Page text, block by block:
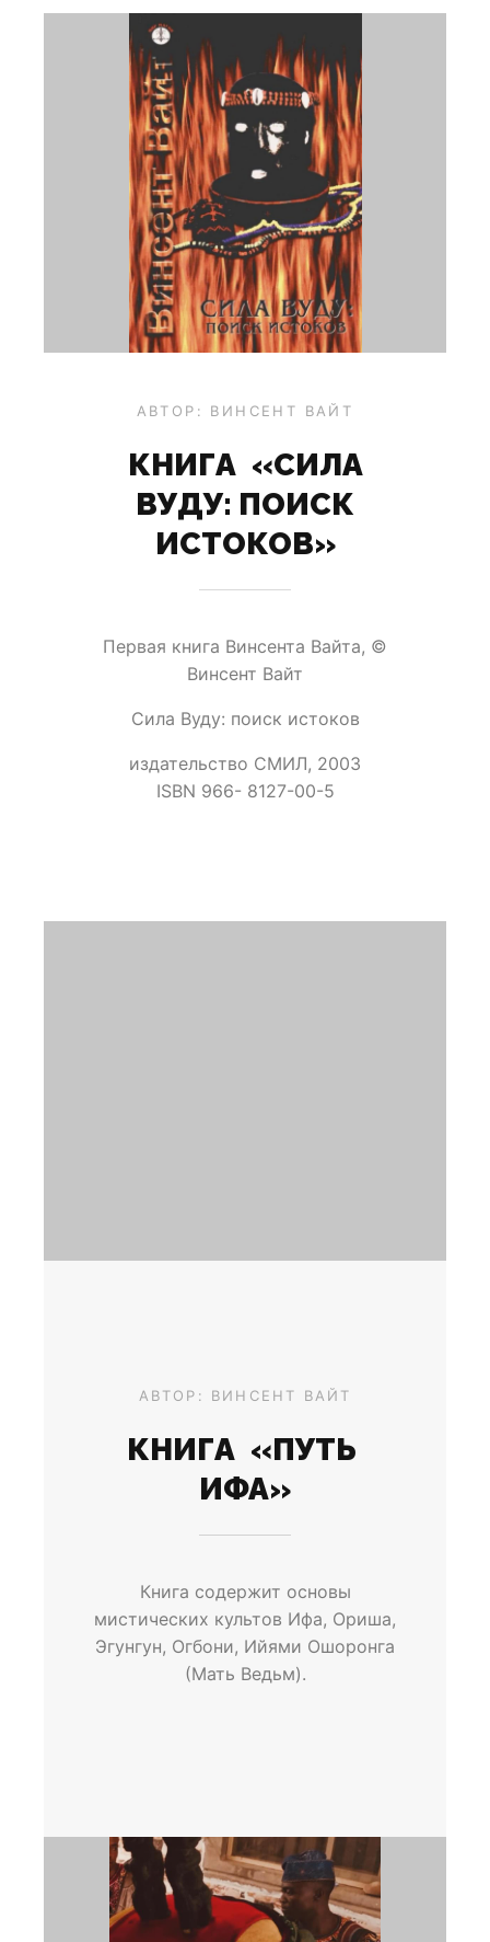
АВТОР: ВИНСЕНТ ВАЙТ
КНИГА «СИЛА
ВУДУ: ПОИСК
ИСТОКОВ»
Первая книга Винсента Вайта, ©
Винсент Вайт
Сила Вуду: поиск истоков
издательство СМИЛ, 2003
ISBN 966- 8127-00-5
АВТОР: ВИНСЕНТ ВАЙТ
КНИГА «ПУТЬ
ИФА»
Книга содержит основы
мистических культов Ифа, Ориша,
Эгунгун, Огбони, Ийями Ошоронга
(Мать Ведьм).